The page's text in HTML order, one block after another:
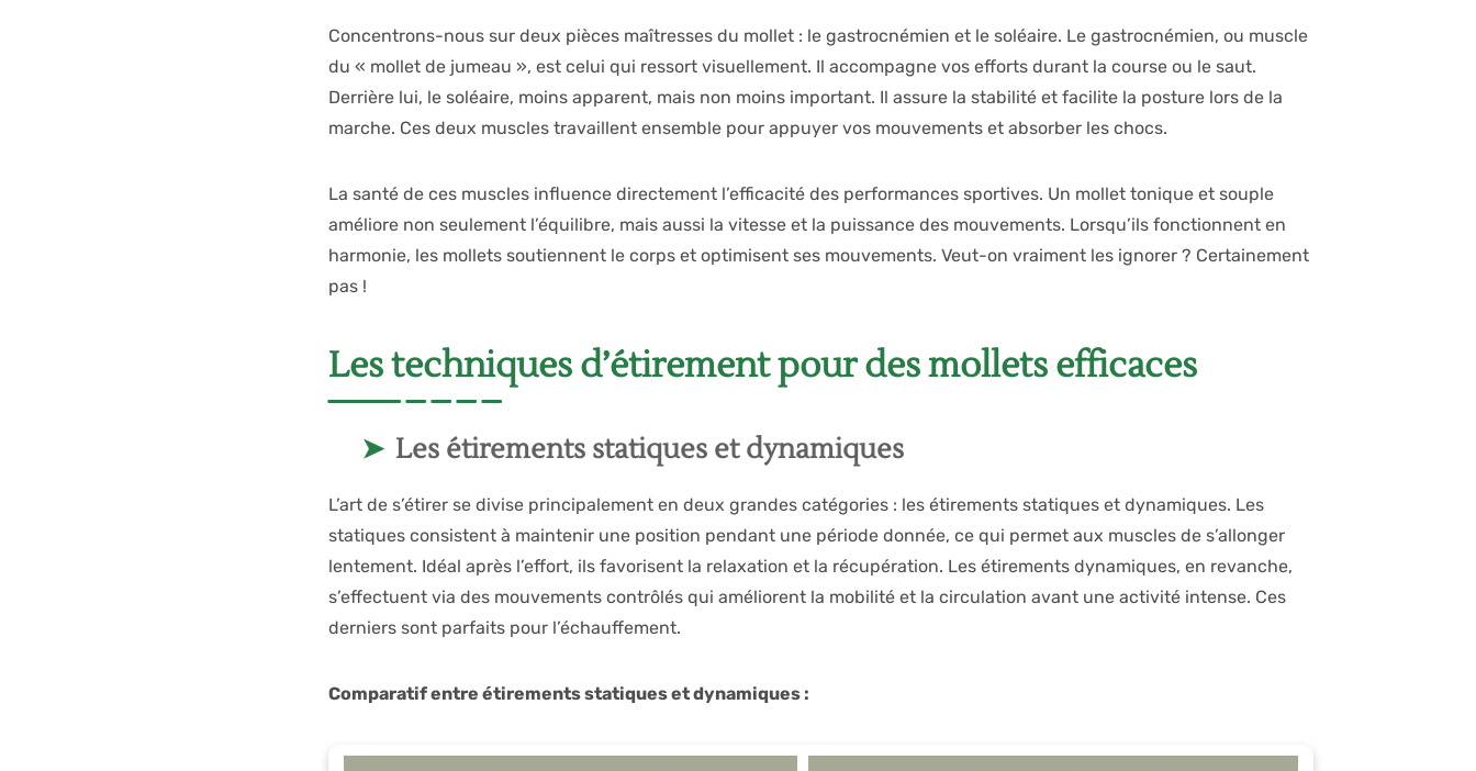
Concentrons-nous sur deux pièces maîtresses du mollet : le gastrocnémien et le soléaire. Le gastrocnémien, ou muscle
du « mollet de jumeau », est celui qui ressort visuellement. Il accompagne vos efforts durant la course ou le saut.
Derrière lui, le soléaire, moins apparent, mais non moins important. Il assure la stabilité et facilite la posture lors de la
marche. Ces deux muscles travaillent ensemble pour appuyer vos mouvements et absorber les chocs.
La santé de ces muscles influence directement l’efficacité des performances sportives. Un mollet tonique et souple
améliore non seulement l’équilibre, mais aussi la vitesse et la puissance des mouvements. Lorsqu’ils fonctionnent en
harmonie, les mollets soutiennent le corps et optimisent ses mouvements. Veut-on vraiment les ignorer ? Certainement
pas !
Les techniques d’étirement pour des mollets efficaces
Les étirements statiques et dynamiques
L’art de s’étirer se divise principalement en deux grandes catégories : les étirements statiques et dynamiques. Les
statiques consistent à maintenir une position pendant une période donnée, ce qui permet aux muscles de s’allonger
lentement. Idéal après l’effort, ils favorisent la relaxation et la récupération. Les étirements dynamiques, en revanche,
s’effectuent via des mouvements contrôlés qui améliorent la mobilité et la circulation avant une activité intense. Ces
derniers sont parfaits pour l’échauffement.
Comparatif entre étirements statiques et dynamiques :